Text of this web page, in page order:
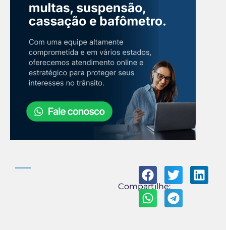
Compartilhe: